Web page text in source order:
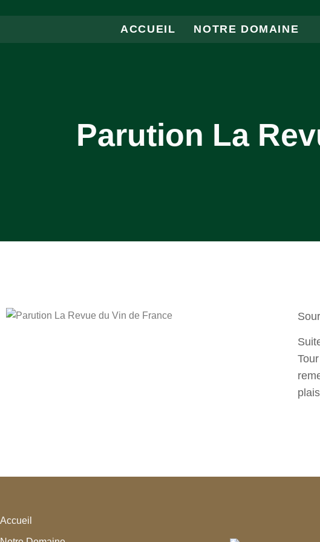
ACCUEIL NOTRE DOMAINE
Parution La
Accueil